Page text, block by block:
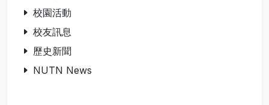
校園活動
校友訊息
歷史新聞
NUTN News